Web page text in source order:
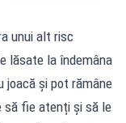
unui alt risc
lăsate la îndemâna
joacă și pot rămâne
să fie atenți și să le